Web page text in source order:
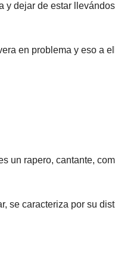
y dejar de estar
en problema y eso a
un rapero, cantante,
se caracteriza por su